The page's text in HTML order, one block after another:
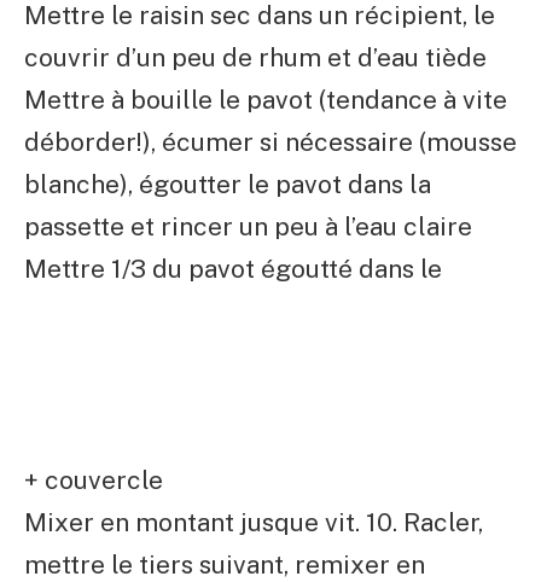
Mettre le raisin sec dans un récipient, le
couvrir d’un peu de rhum et d’eau tiède
Mettre à bouille le pavot (tendance à vite
déborder!), écumer si nécessaire (mousse
blanche), égoutter le pavot dans la
passette et rincer un peu à l’eau claire
Mettre 1/3 du pavot égoutté dans le
+ couvercle
Mixer en montant jusque vit. 10. Racler,
mettre le tiers suivant, remixer en